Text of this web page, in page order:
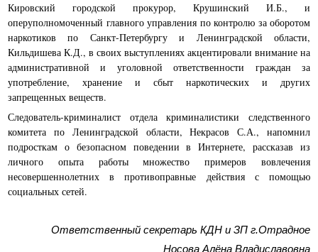
Кировский городской прокурор, Крушинский И.Б., и
оперуполномоченный главного управления по контролю за оборотом
наркотиков по Санкт-Петербургу и Ленинградской области,
Кильдишева К.Д., в своих выступлениях акцентировали внимание на
административной и уголовной ответственности граждан за
употребление, хранение и сбыт наркотических и других
запрещенных веществ.
Следователь-криминалист отдела криминалистики следственного
комитета по Ленинградской области, Некрасов С.А., напомнил
подросткам о безопасном поведении в Интернете, рассказав из
личного опыта работы множество примеров вовлечения
несовершеннолетних в противоправные действия с помощью
социальных сетей.
Ответственный секретарь КДН и ЗП г.Отрадное
Носова Алёна Владиславовна